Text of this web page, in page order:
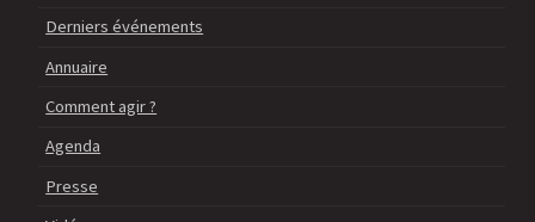
Derniers événements
Annuaire
Comment agir ?
Agenda
Presse